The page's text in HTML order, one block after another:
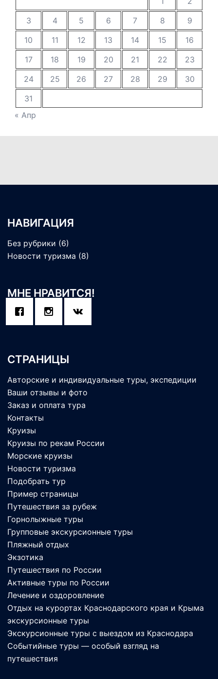
3
4 5 6 7 8
9
10
11 12 13 14 15
16
17
18 19 20 21 22
23
24
25 26 27 28 29
30
31
« Апр
НАВИГАЦИЯ
Без рубрики (6)
Новости туризма (8)
МНЕ НРАВИТСЯ!
СТРАНИЦЫ
Авторские и индивидуальные туры, экспедиции
Ваши отзывы и фото
Заказ и оплата тура
Контакты
Круизы
Круизы по рекам России
Морские круизы
Новости туризма
Подобрать тур
Пример страницы
Путешествия за рубеж
Горнолыжные туры
Групповые экскурсионные туры
Пляжный отдых
Экзотика
Путешествия по России
Активные туры по России
Лечение и оздоровление
Отдых на курортах Краснодарского края и Крыма
экскурсионные туры
Экскурсионные туры с выездом из Краснодара
Событийные туры — особый взгляд на
путешествия